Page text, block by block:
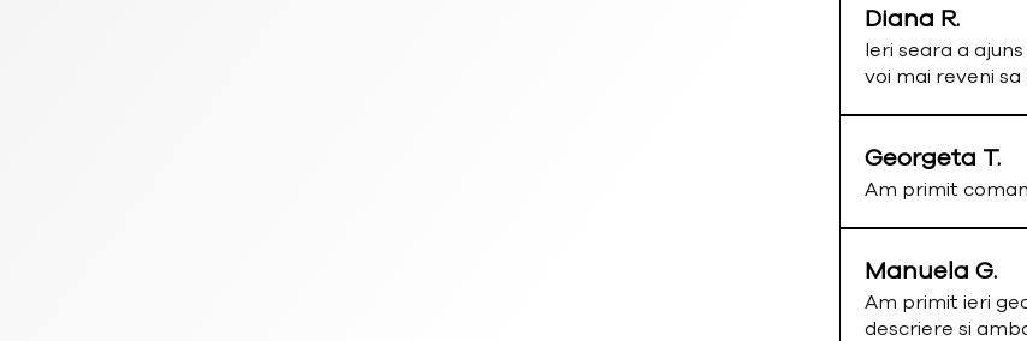
Diana R.
Ieri seara a
voi mai reveni
Georgeta T.
Am primit
Manuela G.
Am primit ieri
descriere si